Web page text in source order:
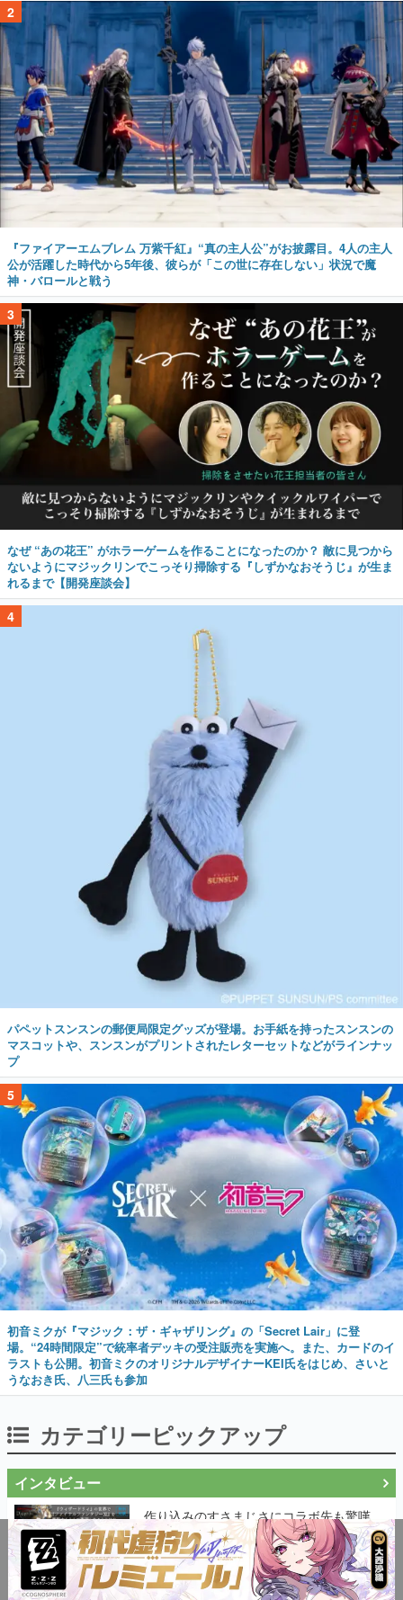
2
『ファイアーエムブレム 万紫千紅』“真の主人公”がお披露目。4人の主人
公が活躍した時代から5年後、彼らが「この世に存在しない」状況で魔
神・バロールと戦う
3
なぜ “あの花王” がホラーゲームを作ることになったのか？ 敵に見つから
ないようにマジックリンでこっそり掃除する『しずかなおそうじ』が生ま
れるまで【開発座談会】
4
パペットスンスンの郵便局限定グッズが登場。お手紙を持ったスンスンの
マスコットや、スンスンがプリントされたレターセットなどがラインナッ
プ
5
初音ミクが『マジック：ザ・ギャザリング』の「Secret Lair」に登
場。“24時間限定”で統率者デッキの受注販売を実施へ。また、カードのイ
ラストも公開。初音ミクのオリジナルデザイナーKEI氏をはじめ、さいと
うなおき氏、八三氏も参加
カテゴリーピックアップ
インタビュー
作り込みのすさまじさにコラボ先も驚嘆
──『Wizardry Variants Daphne』
×『FFXI』コラボが期間限定なのにジョブ
もキャラも武器も戦闘システムもワンオフ